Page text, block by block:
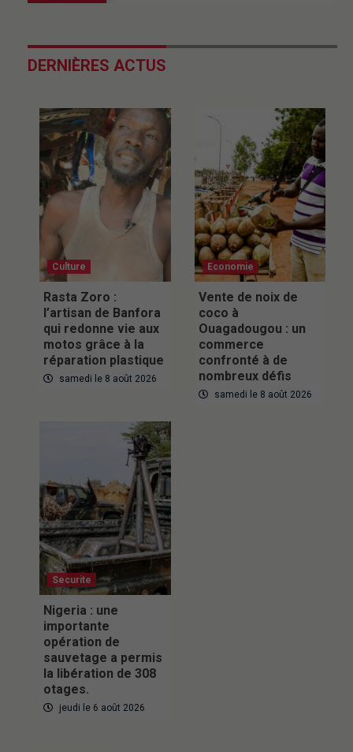
DERNIÈRES ACTUS
Culture
Rasta Zoro :
l’artisan de Banfora
qui redonne vie aux
motos grâce à la
réparation plastique
samedi le 8 août 2026
Economie
Vente de noix de
coco à
Ouagadougou : un
commerce
confronté à de
nombreux défis
samedi le 8 août 2026
Securite
Nigeria : une
importante
opération de
sauvetage a permis
la libération de 308
otages.
jeudi le 6 août 2026